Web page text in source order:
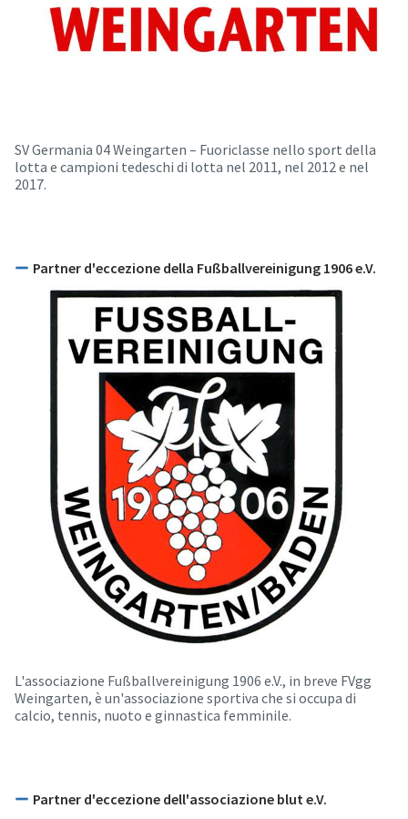
SV Germania 04 Weingarten – Fuoriclasse nello sport della
lotta e campioni tedeschi di lotta nel 2011, nel 2012 e nel
2017.
Partner d'eccezione della Fußballvereinigung 1906 e.V.
L'associazione Fußballvereinigung 1906 e.V., in breve FVgg
Weingarten, è un'associazione sportiva che si occupa di
calcio, tennis, nuoto e ginnastica femminile.
Partner d'eccezione dell'associazione blut e.V.